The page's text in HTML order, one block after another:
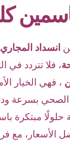
انسداد
، فلا تتردد في
، فهي الخيار
بسرعة
حلولًا مبتكرة
الأسعار، مع